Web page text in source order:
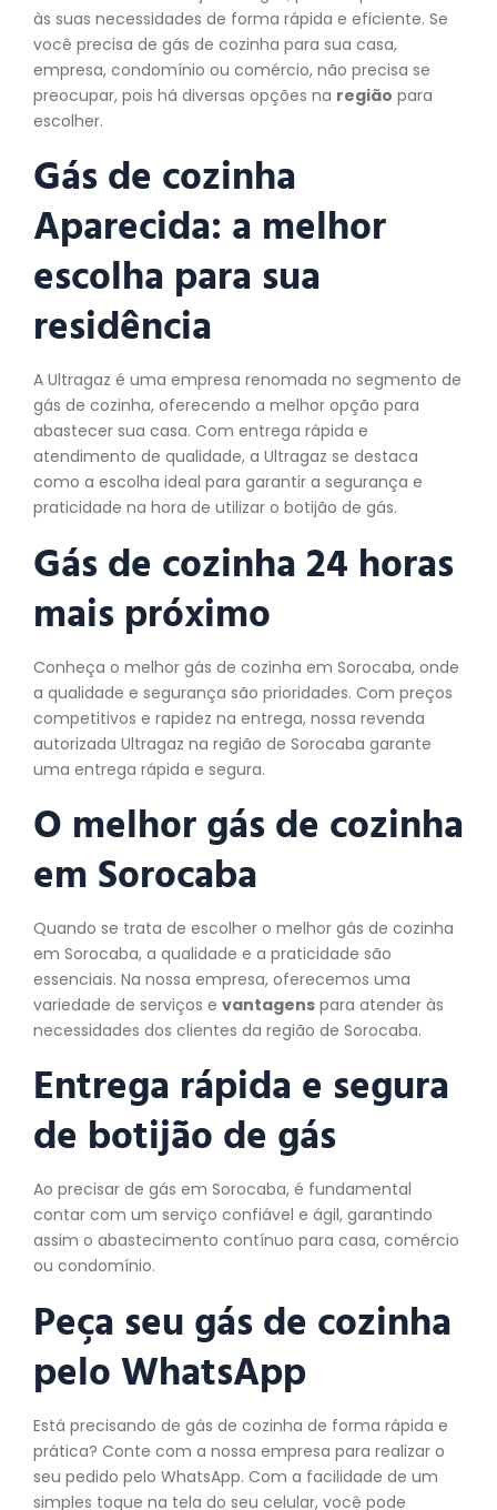
às suas necessidades de forma rápida e eficiente. Se
você precisa de gás de cozinha para sua casa,
empresa, condomínio ou comércio, não precisa se
preocupar, pois há diversas opções na região para
escolher.
Gás de cozinha
Aparecida: a melhor
escolha para sua
residência
A Ultragaz é uma empresa renomada no segmento de
gás de cozinha, oferecendo a melhor opção para
abastecer sua casa. Com entrega rápida e
atendimento de qualidade, a Ultragaz se destaca
como a escolha ideal para garantir a segurança e
praticidade na hora de utilizar o botijão de gás.
Gás de cozinha 24 horas
mais próximo
Conheça o melhor gás de cozinha em Sorocaba, onde
a qualidade e segurança são prioridades. Com preços
competitivos e rapidez na entrega, nossa revenda
autorizada Ultragaz na região de Sorocaba garante
uma entrega rápida e segura.
O melhor gás de cozinha
em Sorocaba
Quando se trata de escolher o melhor gás de cozinha
em Sorocaba, a qualidade e a praticidade são
essenciais. Na nossa empresa, oferecemos uma
variedade de serviços e vantagens para atender às
necessidades dos clientes da região de Sorocaba.
Entrega rápida e segura
de botijão de gás
Ao precisar de gás em Sorocaba, é fundamental
contar com um serviço confiável e ágil, garantindo
assim o abastecimento contínuo para casa, comércio
ou condomínio.
Peça seu gás de cozinha
pelo WhatsApp
Está precisando de gás de cozinha de forma rápida e
prática? Conte com a nossa empresa para realizar o
seu pedido pelo WhatsApp. Com a facilidade de um
simples toque na tela do seu celular, você pode